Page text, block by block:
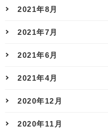
2021年8月
2021年7月
2021年6月
2021年4月
2020年12月
2020年11月